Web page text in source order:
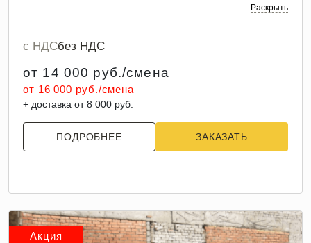
Раскрыть
с НДСбез НДС
от 14 000 руб./смена
от 16 000 руб./смена
+ доставка от 8 000 руб.
ПОДРОБНЕЕ ЗАКАЗАТЬ
Акция